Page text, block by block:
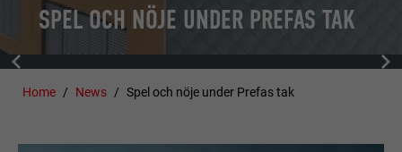
SPEL OCH NÖJE UNDER PREFAS TAK
Home News Spel och nöje under Prefas tak